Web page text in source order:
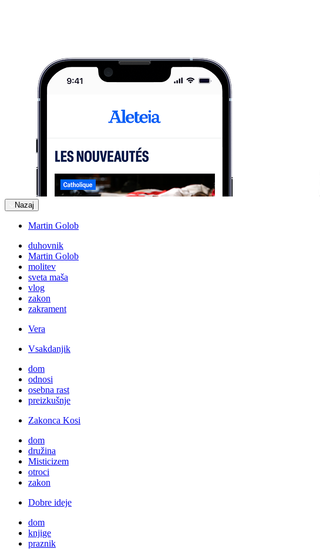
Nazaj
Martin Golob
duhovnik
Martin Golob
molitev
sveta maša
vlog
zakon
zakrament
Vera
Vsakdanjik
dom
odnosi
osebna rast
preizkušnje
Zakonca Kosi
dom
družina
Misticizem
otroci
zakon
Dobre ideje
dom
knjige
praznik